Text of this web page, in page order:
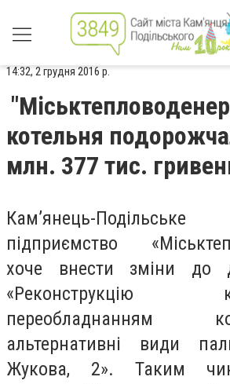
14:32, 2 грудня 2016 р.
котельня
млн. 377 тис.
Кам’янець-
підприємство
хоче внести зміни до
«Реконструкцію
переобладнанням
альтернативні види
Жукова, 2». Таким